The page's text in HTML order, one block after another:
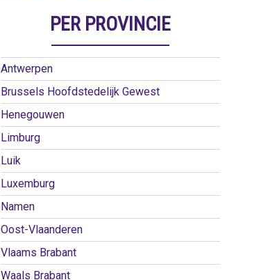
PER PROVINCIE
Antwerpen
Brussels Hoofdstedelijk Gewest
Henegouwen
Limburg
Luik
Luxemburg
Namen
Oost-Vlaanderen
Vlaams Brabant
Waals Brabant